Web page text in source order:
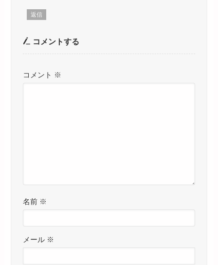
返信
コメントする
コメント ※
名前 ※
メール ※